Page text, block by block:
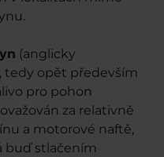
(anglicky
tedy opět především
pro pohon
za relativně
a motorové naftě,
buď stlačením